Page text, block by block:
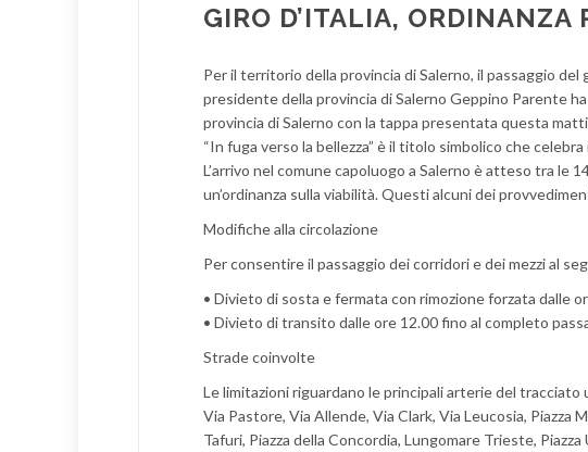
GIRO D’ITALIA, ORDINANZA
Per il territorio della provincia di Salerno, il passaggio
presidente della provincia di Salerno Geppino Parente
provincia di Salerno con la tappa presentata questa
“In fuga verso la bellezza” è il titolo simbolico che
L’arrivo nel comune capoluogo a Salerno è atteso tra le
un’ordinanza sulla viabilità. Questi alcuni dei
Modifiche alla circolazione
Per consentire il passaggio dei corridori e dei mezzi al
• Divieto di sosta e fermata con rimozione forzata dalle
• Divieto di transito dalle ore 12.00 fino al completo
Strade coinvolte
Le limitazioni riguardano le principali arterie del tracciato
Via Pastore, Via Allende, Via Clark, Via Leucosia,
Tafuri, Piazza della Concordia, Lungomare Trieste,